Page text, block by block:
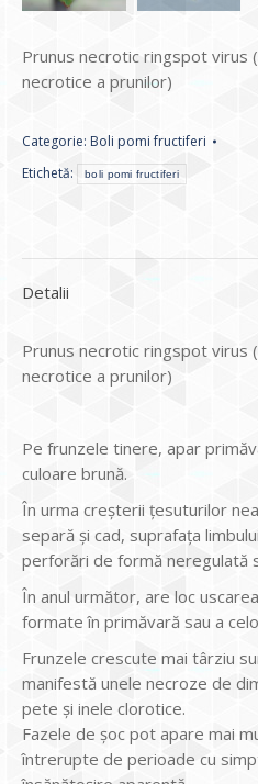
Prunus necrotic ringspot virus
necrotice a prunilor)
Categorie: Boli pomi fructiferi
Etichetă:
boli pomi fructiferi
Detalii
Prunus necrotic ringspot virus
necrotice a prunilor)
Pe frunzele tinere, apar
culoare brună.
În urma creșterii țesuturilor
separă și cad, suprafața
perforări de formă neregulată
În anul următor, are loc
formate în primăvară sau a
Frunzele crescute mai târziu
manifestă unele necroze de
pete și inele clorotice.
Fazele de șoc pot apare mai
întrerupte de perioade cu